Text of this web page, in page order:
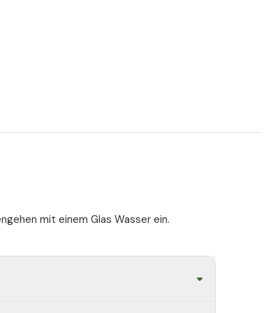
mehrere der Zutaten dieses Produkts
mit einem Glas Wasser ein.